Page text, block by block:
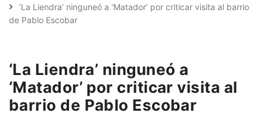
‘La Liendra’ ninguneó a ‘Matador’ por criticar visita al barrio
de Pablo Escobar
‘La Liendra’ ninguneó a
‘Matador’ por criticar visita al
barrio de Pablo Escobar